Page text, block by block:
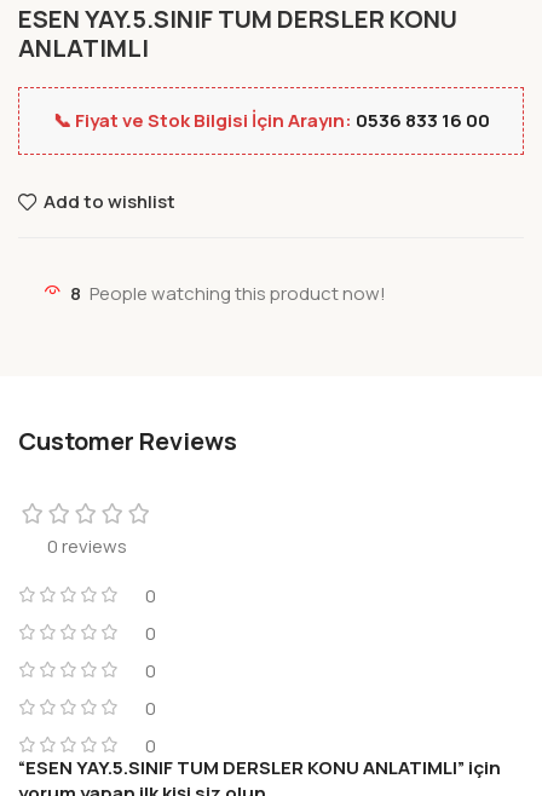
ESEN YAY.5.SINIF TUM DERSLER KONU
ANLATIMLI
📞 Fiyat ve Stok Bilgisi İçin Arayın: 0536 833 16 00
Add to wishlist
8 People watching this product now!
Customer Reviews
0 reviews
0
0
0
0
0
“ESEN YAY.5.SINIF TUM DERSLER KONU ANLATIMLI” için